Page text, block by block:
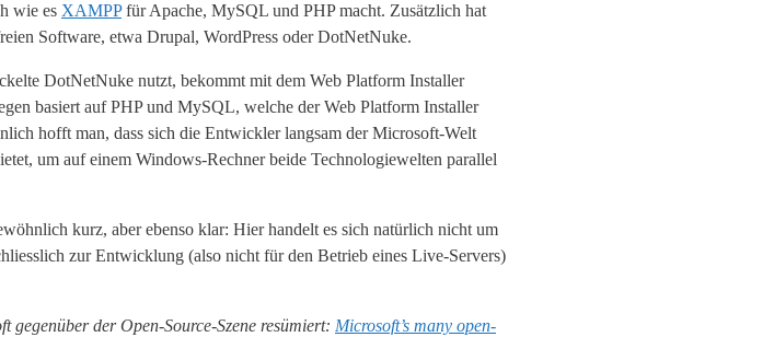
wie es XAMPPfür Apache, MySQL und PHP macht. Zusätzlich hat
Software, etwa Drupal, WordPress oder DotNetNuke.
DotNetNuke nutzt, bekommt mit dem Web Platform Installer
basiert auf PHP und MySQL, welche der Web Platform Installer
hofft man, dass sich die Entwickler langsam der Microsoft-Welt
um auf einem Windows-Rechner beide Technologiewelten parallel
kurz, aber ebenso klar: Hier handelt es sich natürlich nicht um
zur Entwicklung (also nicht für den Betrieb eines Live-Servers)
der Open-Source-Szene resümiert: Microsoft’s many open-